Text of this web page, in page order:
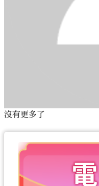
沒有更多了